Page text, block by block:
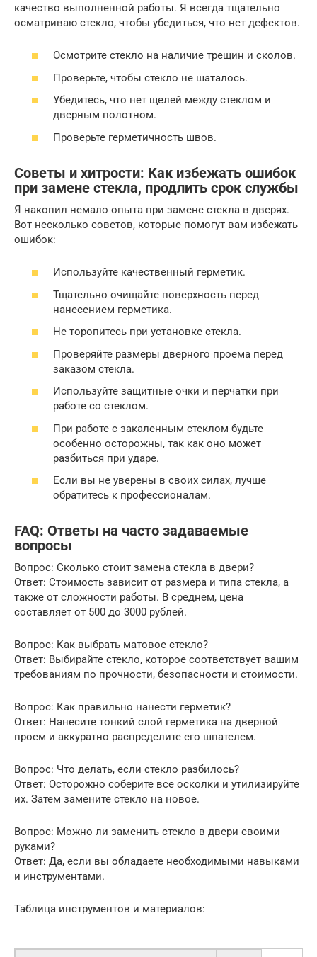
качество выполненной работы. Я всегда тщательно
осматриваю стекло, чтобы убедиться, что нет дефектов.
Осмотрите стекло на наличие трещин и сколов.
Проверьте, чтобы стекло не шаталось.
Убедитесь, что нет щелей между стеклом и
дверным полотном.
Проверьте герметичность швов.
Советы и хитрости: Как избежать ошибок
при замене стекла, продлить срок службы
Я накопил немало опыта при замене стекла в дверях.
Вот несколько советов, которые помогут вам избежать
ошибок:
Используйте качественный герметик.
Тщательно очищайте поверхность перед
нанесением герметика.
Не торопитесь при установке стекла.
Проверяйте размеры дверного проема перед
заказом стекла.
Используйте защитные очки и перчатки при
работе со стеклом.
При работе с закаленным стеклом будьте
особенно осторожны, так как оно может
разбиться при ударе.
Если вы не уверены в своих силах, лучше
обратитесь к профессионалам.
FAQ: Ответы на часто задаваемые
вопросы
Вопрос: Сколько стоит замена стекла в двери?
Ответ: Стоимость зависит от размера и типа стекла, а
также от сложности работы. В среднем, цена
составляет от 500 до 3000 рублей.
Вопрос: Как выбрать матовое стекло?
Ответ: Выбирайте стекло, которое соответствует вашим
требованиям по прочности, безопасности и стоимости.
Вопрос: Как правильно нанести герметик?
Ответ: Нанесите тонкий слой герметика на дверной
проем и аккуратно распределите его шпателем.
Вопрос: Что делать, если стекло разбилось?
Ответ: Осторожно соберите все осколки и утилизируйте
их. Затем замените стекло на новое.
Вопрос: Можно ли заменить стекло в двери своими
руками?
Ответ: Да, если вы обладаете необходимыми навыками
и инструментами.
Таблица инструментов и материалов: